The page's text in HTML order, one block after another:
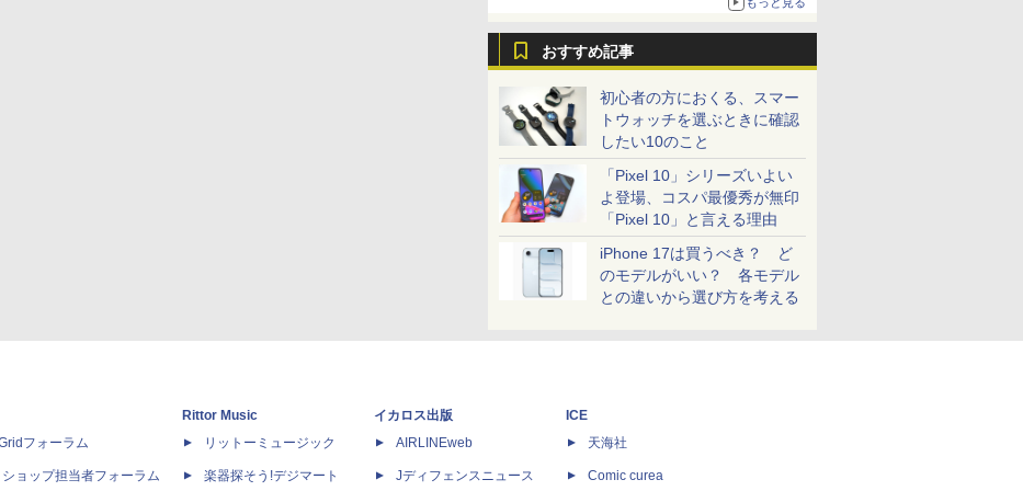
おすすめ記事
初心者の方におくる、スマー
トウォッチを選ぶときに確認
したい10のこと
「Pixel 10」シリーズいよい
よ登場、コスパ最優秀が無印
「Pixel 10」と言える理由
iPhone 17は買うべき？ ど
のモデルがいい？ 各モデル
との違いから選び方を考える
フォーラム
ョップ担当者フォーラム
Rittor Music
リットーミュージック
楽器探そう!デジマート
イカロス出版
AIRLINEweb
Jディフェンスニュース
ICE
天海社
Comic curea